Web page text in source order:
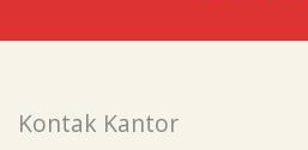
Kontak Kantor